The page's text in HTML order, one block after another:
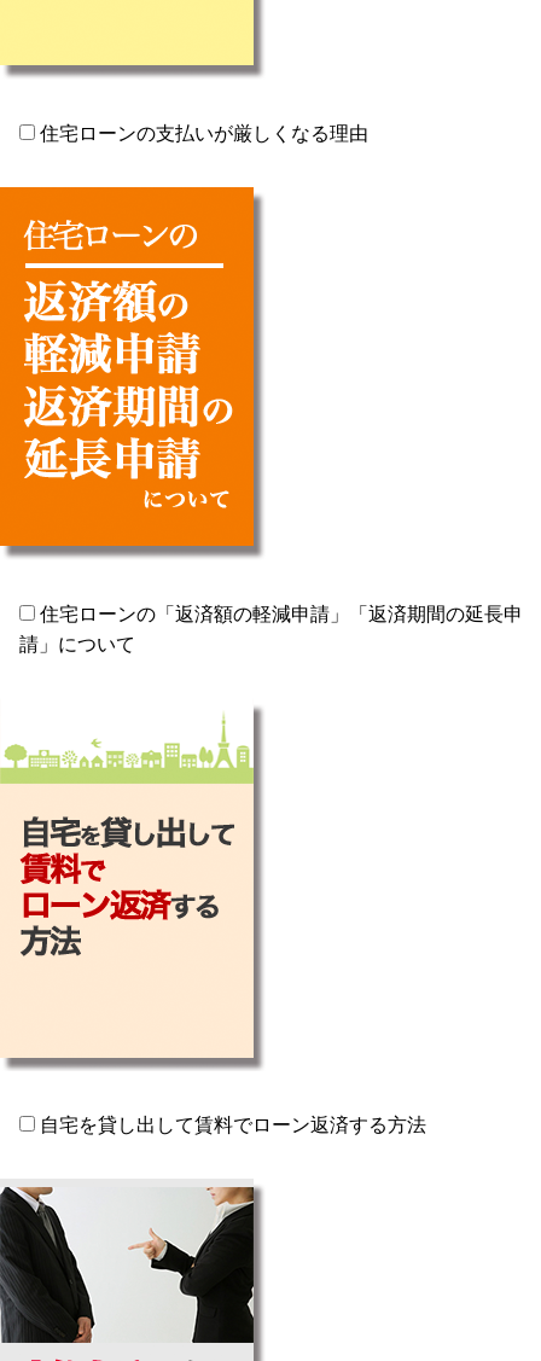
住宅ローンの支払いが厳しくなる理由
住宅ローンの「返済額の軽減申請」「返済期間の延長申
請」について
自宅を貸し出して賃料でローン返済する方法